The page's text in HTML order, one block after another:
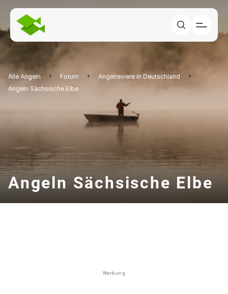
Alle Angeln Forum
Angelreviere in Deutschland
Angeln Sächsische Elbe
Angeln Sächsische Elbe
Werbung